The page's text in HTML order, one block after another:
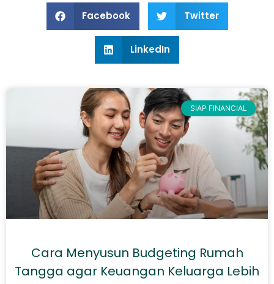
Facebook Twitter
LinkedIn
SIAP FINANCIAL
Cara Menyusun Budgeting Rumah
Tangga agar Keuangan Keluarga Lebih